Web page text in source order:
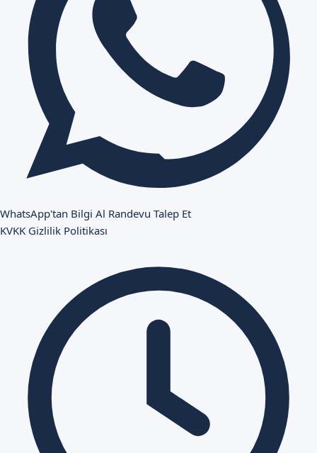
WhatsApp'tan Bilgi Al Randevu Talep Et
KVKK Gizlilik Politikası